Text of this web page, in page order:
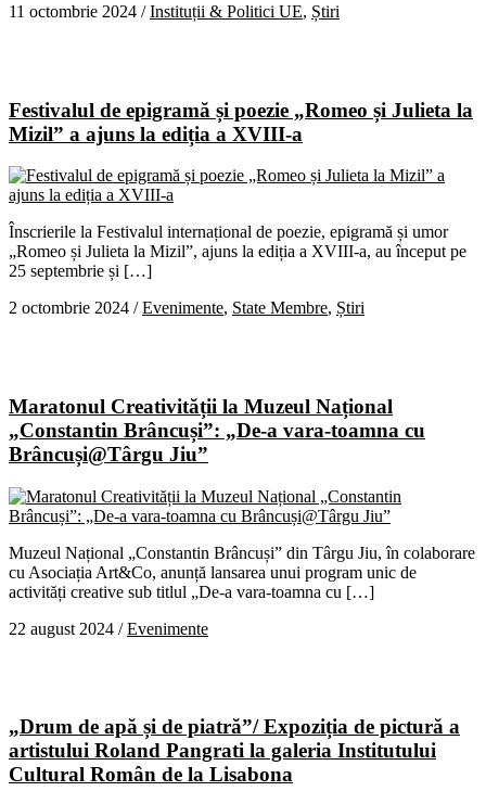
11 octombrie 2024 /Instituții & Politici UE, Știri
Festivalul de epigramă și poezie „Romeo și Julieta la
Mizil” a ajuns la ediția a XVIII-a
Înscrierile la Festivalul internațional de poezie, epigramă și umor
„Romeo și Julieta la Mizil”, ajuns la ediția a XVIII-a, au început pe
25 septembrie și […]
2 octombrie 2024 /Evenimente, State Membre, Știri
Maratonul Creativității la Muzeul Național
„Constantin Brâncuși”: „De-a vara-toamna cu
Brâncuși@Târgu Jiu”
Muzeul Național „Constantin Brâncuși” din Târgu Jiu, în colaborare
cu Asociația Art&Co, anunță lansarea unui program unic de
activități creative sub titlul „De-a vara-toamna cu […]
22 august 2024 /Evenimente
„Drum de apă și de piatrăˮ/ Expoziția de pictură a
artistului Roland Pangrati la galeria Institutului
Cultural Român de la Lisabona